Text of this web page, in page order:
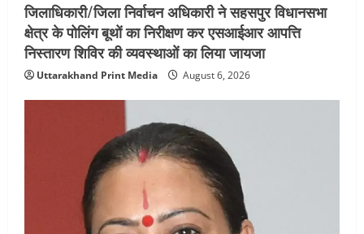
जिलाधिकारी/जिला निर्वाचन अधिकारी ने सहसपुर विधानसभा
क्षेत्र के पोलिंग बूथों का निरीक्षण कर एसआईआर आपत्ति
निस्तारण शिविर की व्यवस्थाओं का लिया जायजा
Uttarakhand Print Media August 6, 2026